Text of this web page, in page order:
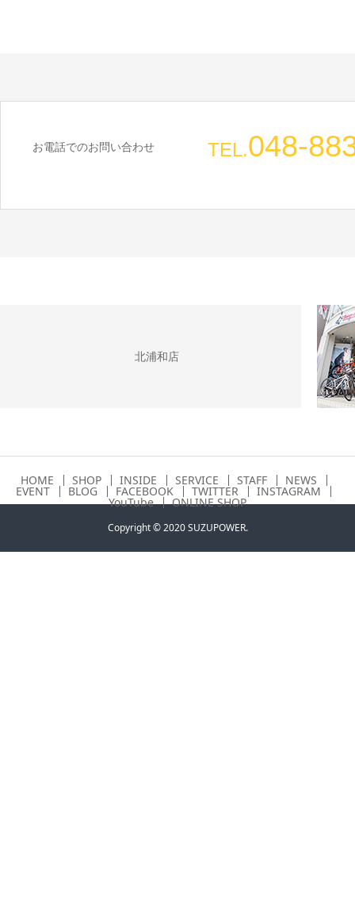
お電話でのお問い合わせ TEL.048-
北浦和店
HOME SHOP INSIDE SERVICE STAFF NEWS
EVENT BLOG FACEBOOK TWITTER INSTAGRAM
YouTube ONLINE SHOP
Copyright © 2020 SUZUPOWER.